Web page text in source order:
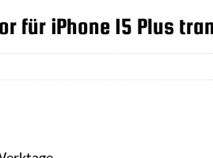
für iPhone 15 Plus